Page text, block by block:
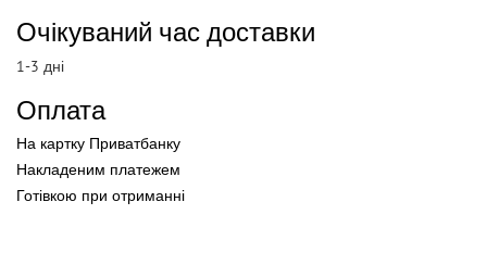
Очікуваний час доставки
1-3 дні
Оплата
На картку Приватбанку
Накладеним платежем
Готівкою при отриманні